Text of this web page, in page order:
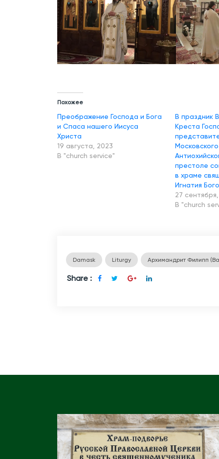
Похожее
Преображение Господа и Бога
и Спаса нашего Иисуса
Христа
19 августа, 2023
В "church service"
В праздник
Креста
престоле
в храме
Игнатия
27
В "church
Damask Liturgy Архимандрит Филипп
Share :